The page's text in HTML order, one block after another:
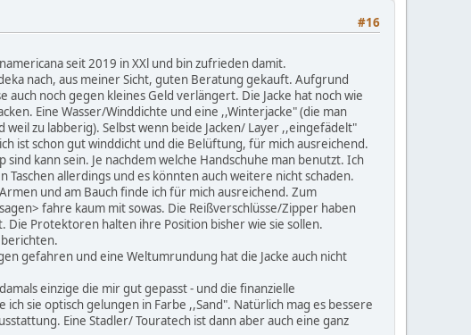
#16
seit 2019 in XXl und bin zufrieden damit.
nach, aus meiner Sicht, guten Beratung gekauft. Aufgrund
noch gegen kleines Geld verlängert. Die Jacke hat noch wie
Eine Wasser/Winddichte und eine ,,Winterjacke" (die man
zu labberig). Selbst wenn beide Jacken/ Layer ,,eingefädelt"
ist schon gut winddicht und die Belüftung, für mich ausreichend.
kann sein. Je nachdem welche Handschuhe man benutzt. Ich
allerdings und es könnten auch weitere nicht schaden.
und am Bauch finde ich für mich ausreichend. Zum
fahre kaum mit sowas. Die Reißverschlüsse/Zipper haben
Protektoren halten ihre Position bisher wie sie sollen.
gefahren und eine Weltumrundung hat die Jacke auch nicht
einzige die mir gut gepasst - und die finanzielle
sie optisch gelungen in Farbe ,,Sand". Natürlich mag es bessere
Eine Stadler/ Touratech ist dann aber auch eine ganz